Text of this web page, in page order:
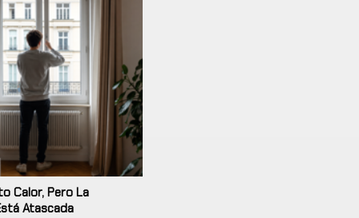
Calor, Pero La
Atascada